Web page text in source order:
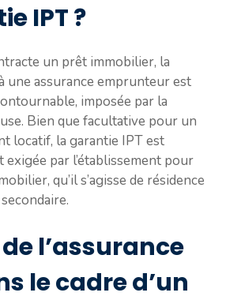
IPT ?
un prêt immobilier, la
une assurance emprunteur est
imposée par la
Bien que facultative pour un
locatif, la garantie IPT est
exigée par l’établissement pour
qu’il s’agisse de résidence
de l’assurance
le cadre d’un